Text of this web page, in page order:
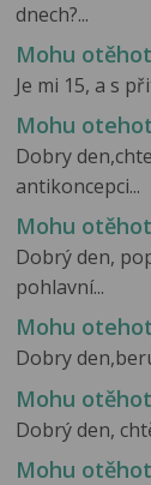
dnech?...
Mohu
Je mi 15, a s
Mohu
Dobry
antikoncepci...
Mohu
Dobrý den,
pohlavní...
Mohu
Dobry
Mohu
Dobrý den,
Mohu